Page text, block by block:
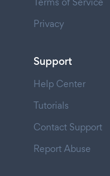
Privacy
Support
Help Center
Tutorials
Contact Support
Report Abuse